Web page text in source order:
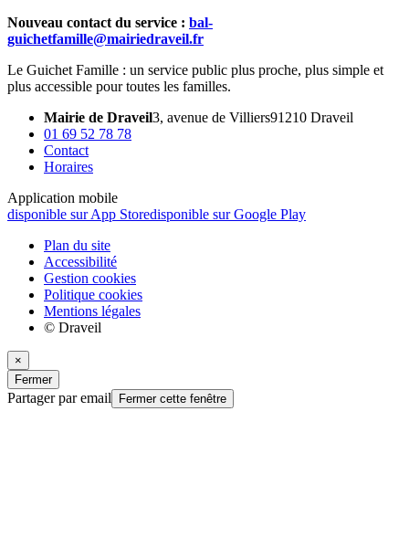
Nouveau contact du service : bal-
guichetfamille@mairiedraveil.fr
Le Guichet Famille : un service public plus proche, plus simple et
plus accessible pour toutes les familles.
Mairie de Draveil3, avenue de Villiers91210 Draveil
01 69 52 78 78
Contact
Horaires
Application mobile
disponible sur App Storedisponible sur Google Play
Plan du site
Accessibilité
Gestion cookies
Politique cookies
Mentions légales
© Draveil
×
Fermer
Partager par email Fermer cette fenêtre